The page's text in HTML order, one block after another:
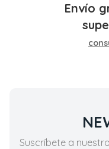
Envío
Suscríbete a